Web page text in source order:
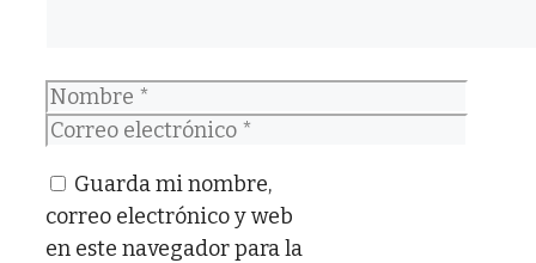
Nombre
Correo
Guarda mi nombre,
correo electrónico y web
en este navegador para la